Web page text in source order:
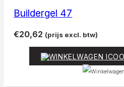
Buildergel 47
€20,62 (prijs excl. btw)